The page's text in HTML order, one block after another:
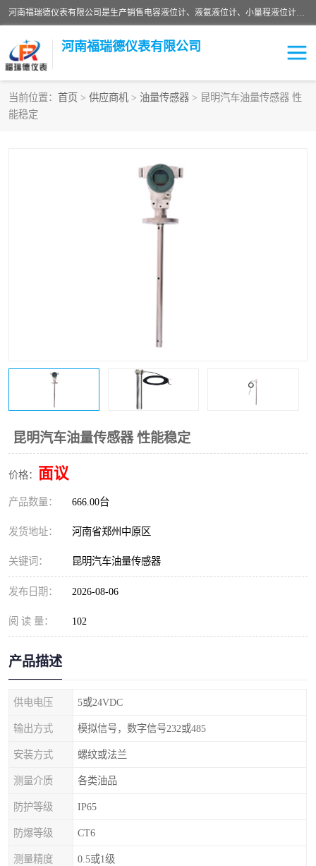
河南福瑞德仪表有限公司是生产销售电容液位计、液氨液位计、小量程液位计定制、智能锅炉水位计、液氮液位计等；并在产品开发、研制的过程中，吸取国内外仪器仪表的技术精华，建立了一支高、精、尖的科研开发队伍，使产品性能不断升级。
河南福瑞德仪表有限公司
当前位置： 首页 > 供应商机 > 油量传感器 > 昆明汽车油量传感器 性
能稳定
昆明汽车油量传感器 性能稳定
价格： 面议
产品数量： 666.00台
发货地址： 河南省郑州中原区
关键词： 昆明汽车油量传感器
发布日期： 2026-08-06
阅 读 量： 102
产品描述
供电电压 5或24VDC
输出方式 模拟信号，数字信号232或485
安装方式 螺纹或法兰
测量介质 各类油品
防护等级 IP65
防爆等级 CT6
测量精度 0.5或1级
液位计
液氮液位计
液位计传感器定制
流量仪表